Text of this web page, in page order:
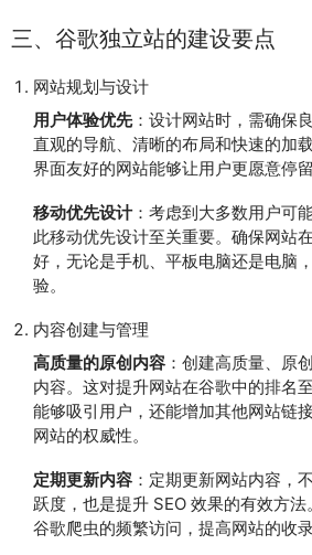
三、谷歌独立站的建设要点
网站规划与设计
用户体验优先：设计网站时，需确保
直观的导航、清晰的布局和快速的加
界面友好的网站能够让用户更愿意停留
移动优先设计：考虑到大多数用户可
此移动优先设计至关重要。确保网站
好，无论是手机、平板电脑还是电脑
验。
内容创建与管理
高质量的原创内容 ：创建高质量、原
内容。这对提升网站在谷歌中的排名
能够吸引用户，还能增加其他网站链
网站的权威性。
定期更新内容 ：定期更新网站内容，
跃度，也是提升 SEO 效果的有效方
谷歌爬虫的频繁访问，提高网站的收录